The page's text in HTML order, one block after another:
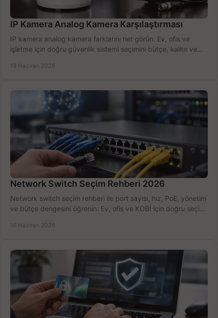
IP Kamera Analog Kamera Karşılaştırması
IP kamera analog kamera farklarını net görün. Ev, ofis ve
işletme için doğru güvenlik sistemi seçimini bütçe, kalite ve
18 Haziran 2026
Network Switch Seçim Rehberi 2026
Network switch seçim rehberi ile port sayısı, hız, PoE, yönetim
ve bütçe dengesini öğrenin. Ev, ofis ve KOBİ için doğru seçimi
16 Haziran 2026